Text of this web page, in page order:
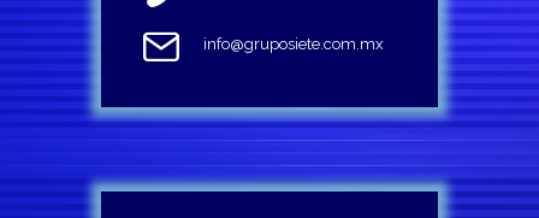
info@gruposiete.com.mx